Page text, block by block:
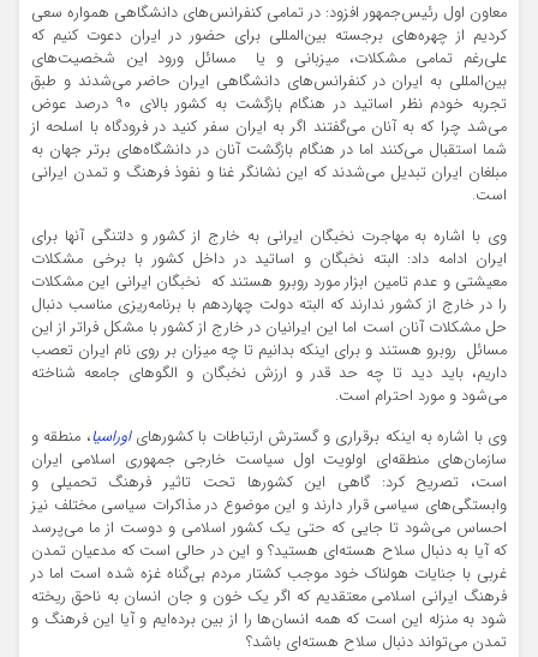
معاون اول رئیس‌جمهور افزود: در تمامی کنفرانس‌های دانشگاهی همواره سعی
کردیم از چهره‌های برجسته بین‌المللی برای حضور در ایران دعوت کنیم که
علی‌رغم تمامی مشکلات، میزبانی و یا مسائل ورود این شخصیت‌های
بین‌المللی به ایران در کنفرانس‌های دانشگاهی ایران حاضر می‌شدند و طبق
تجربه خودم نظر اساتید در هنگام بازگشت به کشور بالای ۹۰ درصد عوض
می‌شد چرا که به آنان می‌گفتند اگر به ایران سفر کنید در فرودگاه با اسلحه از
شما استقبال می‌کنند اما در هنگام بازگشت آنان در دانشگاه‌های برتر جهان به
مبلغان ایران تبدیل می‌شدند که این نشانگر غنا و نفوذ فرهنگ و تمدن ایرانی
است.
وی با اشاره به مهاجرت نخبگان ایرانی به خارج از کشور و دلتنگی آنها برای
ایران ادامه داد: البته نخبگان و اساتید در داخل کشور با برخی مشکلات
معیشتی و عدم تامین ابزار مورد روبرو هستند که نخبگان ایرانی این مشکلات
را در خارج از کشور ندارند که البته دولت چهاردهم با برنامه‌ریزی مناسب دنبال
حل مشکلات آنان است اما این ایرانیان در خارج از کشور با مشکل فراتر از این
مسائل روبرو هستند و برای اینکه بدانیم تا چه میزان بر روی نام ایران تعصب
داریم، باید دید تا چه حد قدر و ارزش نخبگان و الگوهای جامعه شناخته
می‌شود و مورد احترام است.
وی با اشاره به اینکه برقراری و گسترش ارتباطات با کشورهایاوراسیا،‌ منطقه و
سازمان‌های منطقه‌ای اولویت اول سیاست خارجی جمهوری اسلامی ایران
است،‌ تصریح کرد: گاهی این کشورها تحت تاثیر فرهنگ تحمیلی و
وابستگی‌های سیاسی قرار دارند و این موضوع در مذاکرات سیاسی مختلف نیز
احساس می‌شود تا جایی که حتی یک کشور اسلامی و دوست از ما می‌پرسد
که آیا به دنبال سلاح هسته‌ای هستید؟ و این در حالی است که مدعیان تمدن
غربی با جنایات هولناک خود موجب کشتار مردم بی‌گناه غزه شده است اما در
فرهنگ ایرانی اسلامی معتقدیم که اگر یک خون و جان انسان به ناحق ریخته
شود به منزله این است که همه انسان‌ها را از بین برده‌ایم و آیا این فرهنگ و
تمدن می‌تواند دنبال سلاح هسته‌ای باشد؟‌